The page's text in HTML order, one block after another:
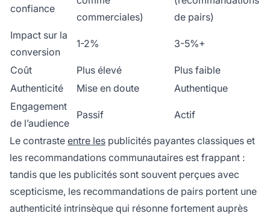
confiance
commerciales)
de pairs)
Impact sur la
conversion
1-2% 3-5%+
Coût Plus élevé
Plus faible
Authenticité
Mise en doute
Authentique
Engagement
de l’audience
Passif Actif
Le contraste entre les publicités payantes classiques et
les recommandations communautaires est frappant :
tandis que les publicités sont souvent perçues avec
scepticisme, les recommandations de pairs portent une
authenticité intrinsèque qui résonne fortement auprès